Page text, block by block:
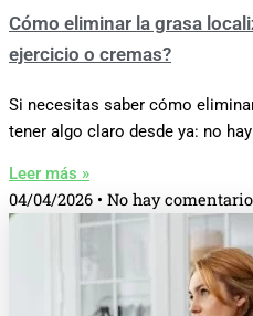
Cómo eliminar la grasa
ejercicio o cremas?
Si necesitas saber cómo
tener algo claro desde ya: no
Leer más »
04/04/2026 No hay